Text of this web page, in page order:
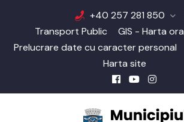
+40 257 281 850
Transport Public
GIS - Harta
Prelucrare date cu caracter personal
Harta site